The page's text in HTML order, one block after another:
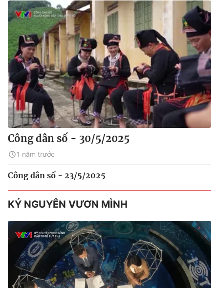
Công dân số - 30/5/2025
1 năm trước
Công dân số - 23/5/2025
KỶ NGUYÊN VƯƠN MÌNH